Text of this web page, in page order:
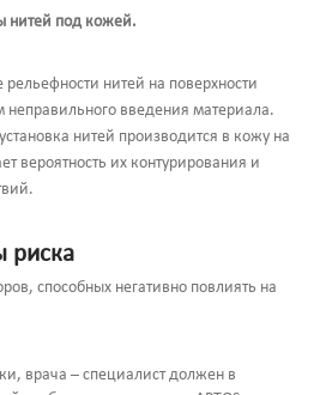
нитей под кожей.
нитей на поверхности
неправильного введения материала.
нитей производится в кожу на
вероятность их контурирования и
риска
способных негативно повлиять на
врача – специалист должен в